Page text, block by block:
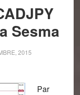
Sesma
2015
Par